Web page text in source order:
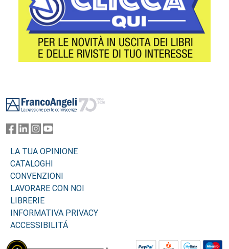
LA TUA OPINIONE
CATALOGHI
CONVENZIONI
LAVORARE CON NOI
LIBRERIE
INFORMATIVA PRIVACY
ACCESSIBILITÁ